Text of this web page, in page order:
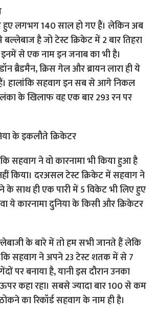
लगभग 140 साल हो गए हैं। लेकिन अब
है जो टेस्ट क्रिकेट में 2 बार तिहरा
से एक नाम इन जनाब का भी है।
ब्रैडमैन, क्रिस गेल और ब्रायन लारा ही ये
हालांकि सहवाग इन सब से आगे निकल
के खिलाफ वह एक बार 293 रन पर
के इकलौते क्रिकेटर
सहवाग ने वो कारनामा भी किया हुआ है
किया। दरअसल टेस्ट क्रिकेट में सहवाग ने
के साथ ही एक पारी में 5 विकेट भी लिए हुए
ये कारनामा दुनिया के किसी और क्रिकेटर
के बारे में तो हम सभी जानते हैं लेकि
सहवाग ने अपने 23 टेस्ट शतक में से 7
पर बनाया है, यानी इस दौरान उनका
कहा रहा। सबसे ज्यादा बार 100 से कम
का रिकॉर्ड सहवाग के नाम ही है।